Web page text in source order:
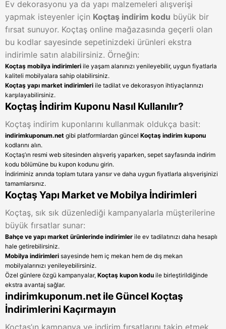
Ev dekorasyonu ya da yapı malzemeleri alışverişi
yapmak isteyenler için Koçtaş indirim kodu büyük bir
fırsat sunuyor. Koçtaş online mağazasında geçerli olan
bu kodlar sayesinde sepetinizdeki ürünleri ekstra
indirimle satın alabilirsiniz. Örneğin:
Koçtaş mobilya indirimleri ile yaşam alanınızı yenileyebilir, uygun fiyatlarla
kaliteli mobilyalara sahip olabilirsiniz.
Koçtaş yapı market indirimleri ile tadilat ve dekorasyon ihtiyaçlarınızı
karşılayabilirsiniz.
Koçtaş İndirim Kuponu Nasıl Kullanılır?
Koçtaş indirim kuponlarını kullanmak oldukça basit:
indirimkuponum.net gibi platformlardan güncel Koçtaş indirim kuponu
kodlarını alın.
Koçtaş’ın resmi web sitesinden alışveriş yaparken, sepet sayfasında indirim
kodu bölümüne bu kupon kodunu girin.
İndiriminiz anında toplam tutara yansır ve daha uygun fiyatlarla alışverişinizi
tamamlarsınız.
Koçtaş Yapı Market ve Mobilya İndirimleri
Koçtaş, sık sık düzenlediği kampanyalarla müşterilerine
büyük fırsatlar sunar:
Bahçe ve yapı market ürünlerinde indirimler ile ev tadilatınızı daha hesaplı
hale getirebilirsiniz.
Mobilya indirimleri sayesinde hem iç mekan hem de dış mekan
mobilyalarınızı yenileyebilirsiniz.
Özel günlere özgü kampanyalar, Koçtaş kupon kodu ile birleştirildiğinde
ekstra avantaj sağlar.
indirimkuponum.net ile Güncel Koçtaş
İndirimlerini Kaçırmayın
Koçtaş’ın kampanya ve indirim fırsatlarını takip etmek